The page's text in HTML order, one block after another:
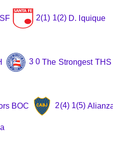
ISF 2(1) 1(2) D. Iquique
3 0 The Strongest THS
BOC 2(4) 1(5)